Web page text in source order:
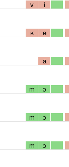
v i
ʁ e
a
m ɔ
m ɔ
m ɔ